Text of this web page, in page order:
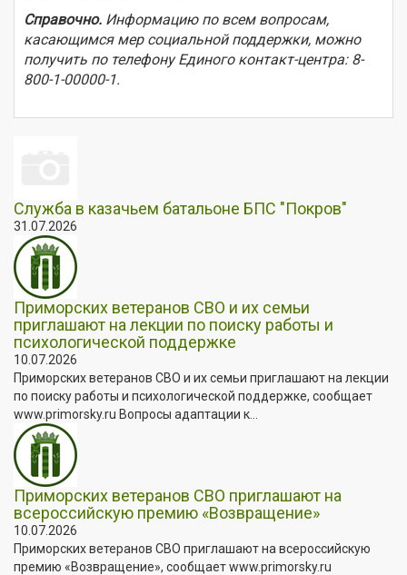
Справочно. Информацию по всем вопросам,
касающимся мер социальной поддержки, можно
получить по телефону Единого контакт-центра: 8-
800-1-00000-1.
Служба в казачьем батальоне БПС "Покров"
31.07.2026
Приморских ветеранов СВО и их семьи
приглашают на лекции по поиску работы и
психологической поддержке
10.07.2026
Приморских ветеранов СВО и их семьи приглашают на лекции
по поиску работы и психологической поддержке, сообщает
www.primorsky.ru Вопросы адаптации к...
Приморских ветеранов СВО приглашают на
всероссийскую премию «Возвращение»
10.07.2026
Приморских ветеранов СВО приглашают на всероссийскую
премию «Возвращение», сообщает www.primorsky.ru